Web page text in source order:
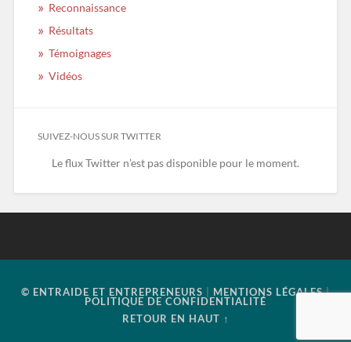
Reconnaissance
Résultats
Témoignages
Vidéos
SUIVEZ-NOUS SUR TWITTER
Le flux Twitter n’est pas disponible pour le moment.
© ENTRAIDE ET ENTREPRENEURS MENTIONS LÉGALES |
POLITIQUE DE CONFIDENTIALITÉ
RETOUR EN HAUT ↑